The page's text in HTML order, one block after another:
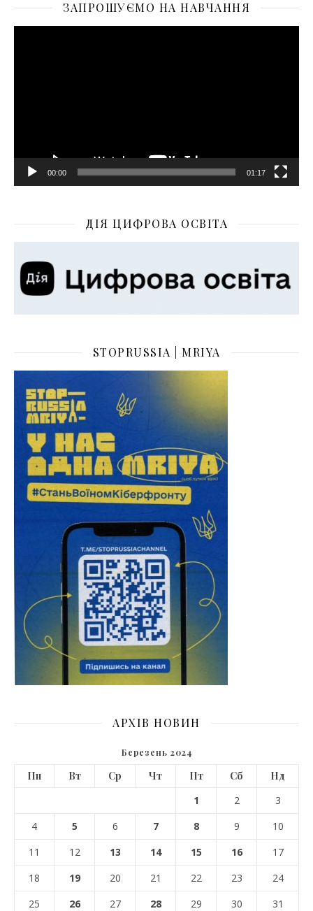
ЗАПРОШУЄМО НА НАВЧАННЯ
Відеопрогравач
00:00 01:17
ДІЯ ЦИФРОВА ОСВІТА
STOPRUSSIA | MRIYA
АРХІВ НОВИН
Березень 2024
Пн Вт Ср Чт Пт Сб
Нд
1
2
3
4
5 6 7 8 9
10
11
12 13 14 15 16
17
18
19 20 21 22 23
24
25
26 27 28 29 30 31